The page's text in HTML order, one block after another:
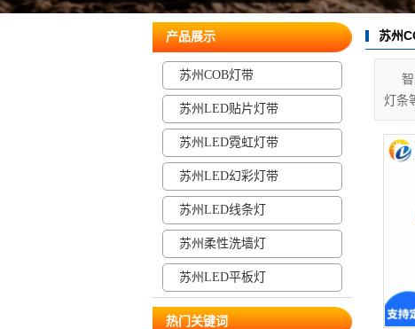
产品展示
苏州COB灯带
苏州LED贴片灯带
苏州LED霓虹灯带
苏州LED幻彩灯带
苏州LED线条灯
苏州柔性洗墙灯
苏州LED平板灯
热门关键词
苏州
灯条